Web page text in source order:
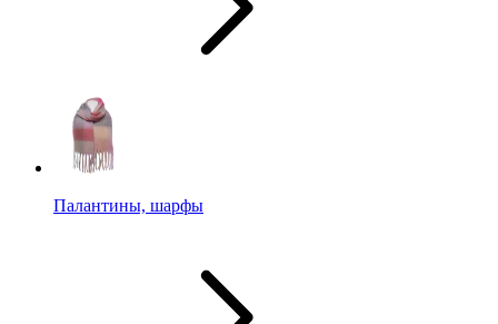
Палантины, шарфы